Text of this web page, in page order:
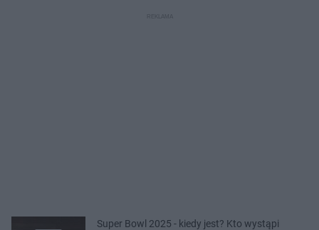
Super Bowl 2025 - kiedy jest? Kto wystąpi